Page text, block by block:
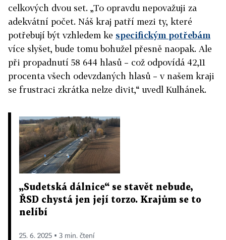
celkových dvou set. „To opravdu nepovažuji za
adekvátní počet. Náš kraj patří mezi ty, které
potřebují být vzhledem ke specifickým potřebám
více slyšet, bude tomu bohužel přesně naopak. Ale
při propadnutí 58 644 hlasů – což odpovídá 42,11
procenta všech odevzdaných hlasů – v našem kraji
se frustraci zkrátka nelze divit,“ uvedl Kulhánek.
„Sudetská dálnice“ se stavět nebude,
ŘSD chystá jen její torzo. Krajům se to
nelíbí
25. 6. 2025 ▪ 3 min. čtení